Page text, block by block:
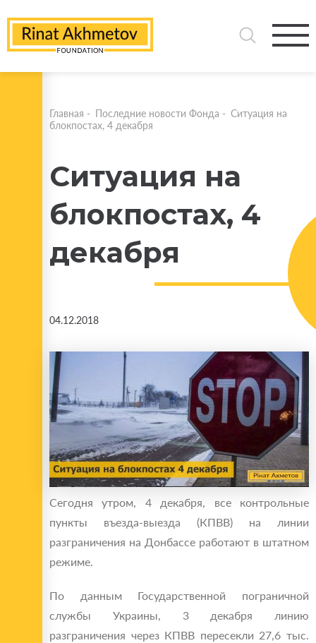
Главная - Последние новости Фонда - Ситуация на
блокпостах, 4 декабря
Ситуация на
блокпостах, 4
декабря
04.12.2018
Сегодня утром, 4 декабря, все контрольные
пункты въезда-выезда (КПВВ) на линии
разграничения на Донбассе работают в штатном
режиме.
По данным Государственной пограничной
службы Украины, 3 декабря линию
разграничения через КПВВ пересекли 27,6 тыс.